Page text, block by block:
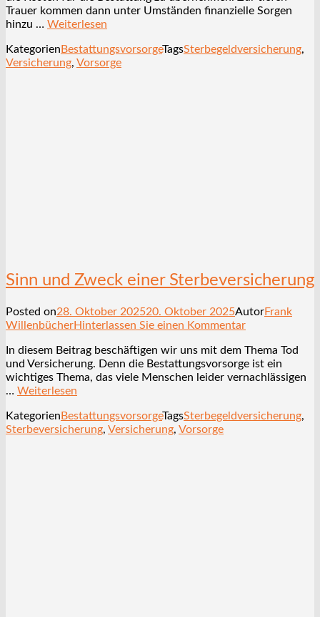
Trauer kommen dann unter Umständen finanzielle Sorgen
hinzu … Weiterlesen
Kategorien BestattungsvorsorgeTagsSterbegeldversicherung,
Versicherung, Vorsorge
Sinn und Zweck einer Sterbeversicherung
Posted on28. Oktober 202520. Oktober 2025AutorFrank
WillenbücherHinterlassen Sie einen Kommentar
In diesem Beitrag beschäftigen wir uns mit dem Thema Tod
und Versicherung. Denn die Bestattungsvorsorge ist ein
wichtiges Thema, das viele Menschen leider vernachlässigen
… Weiterlesen
Kategorien BestattungsvorsorgeTagsSterbegeldversicherung,
Sterbeversicherung, Versicherung, Vorsorge